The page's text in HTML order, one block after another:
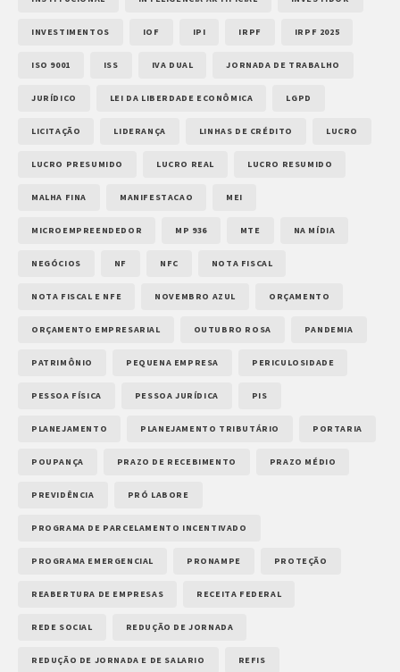
INVESTIMENTOS IOF IPI IRPF IRPF 2025
ISO 9001 ISS IVA DUAL JORNADA DE TRABALHO
JURÍDICO LEI DA LIBERDADE ECONÔMICA LGPD
LICITAÇÃO LIDERANÇA LINHAS DE CRÉDITO LUCRO
LUCRO PRESUMIDO LUCRO REAL LUCRO RESUMIDO
MALHA FINA MANIFESTACAO MEI
MICROEMPREENDEDOR MP 936 MTE NA MÍDIA
NEGÓCIOS NF NFC NOTA FISCAL
NOTA FISCAL E NFE NOVEMBRO AZUL ORÇAMENTO
ORÇAMENTO EMPRESARIAL OUTUBRO ROSA PANDEMIA
PATRIMÔNIO PEQUENA EMPRESA PERICULOSIDADE
PESSOA FÍSICA PESSOA JURÍDICA PIS
PLANEJAMENTO PLANEJAMENTO TRIBUTÁRIO PORTARIA
POUPANÇA PRAZO DE RECEBIMENTO PRAZO MÉDIO
PREVIDÊNCIA PRÓ LABORE
PROGRAMA DE PARCELAMENTO INCENTIVADO
PROGRAMA EMERGENCIAL PRONAMPE PROTEÇÃO
REABERTURA DE EMPRESAS RECEITA FEDERAL
REDE SOCIAL REDUÇÃO DE JORNADA
REDUÇÃO DE JORNADA E DE SALARIO REFIS